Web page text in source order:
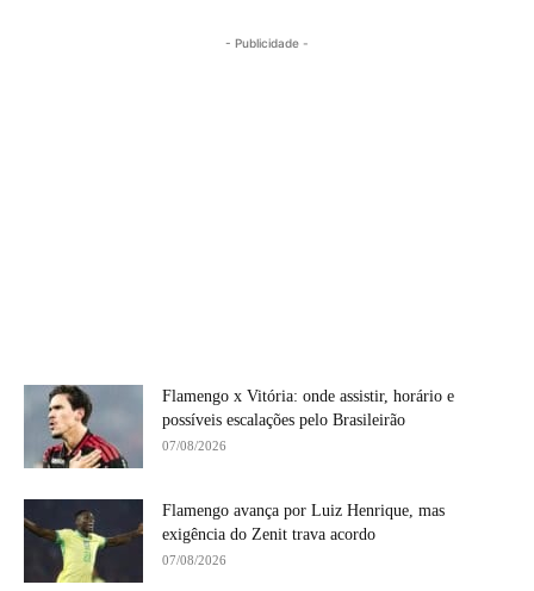
- Publicidade -
Flamengo x Vitória: onde assistir, horário e
possíveis escalações pelo Brasileirão
07/08/2026
Flamengo avança por Luiz Henrique, mas
exigência do Zenit trava acordo
07/08/2026